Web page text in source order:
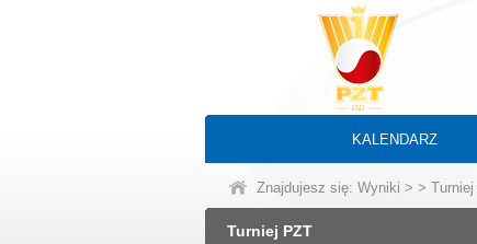
KALENDARZ
Znajdujesz się: Wyniki > > Turniej
Turniej PZT